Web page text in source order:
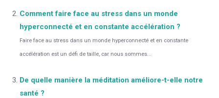
Comment faire face au stress dans un monde
hyperconnecté et en constante accélération ?
Faire face au stress dans un monde hyperconnecté et en constante
accélération est un défi de taille, car nous sommes...
De quelle manière la méditation améliore-t-elle notre
santé ?